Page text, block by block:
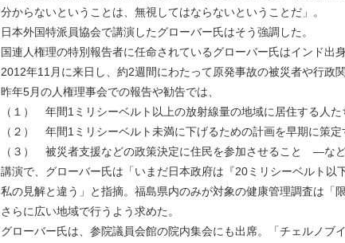
分からないということは、無視してはならないということだ」。
日本外国特派員協会で講演したグローバー氏はそう強調した。
国連人権理の特別報告者に任命されているグローバー氏はインド出身
2012年11月に来日し、約2週間にわたって原発事故の被災者や行政
昨年5月の人権理事会での報告や勧告では、
（１） 年間1ミリシーベルト以上の放射線量の地域に居住する人
（２） 年間1ミリシーベルト未満に下げるための計画を早期に策定
（３） 被災者支援などの政策決定に住民を参加させること ―など
講演で、グローバー氏は「いまだ日本政府は『20ミリシーベルト以
私の見解と違う」と指摘。福島県内のみが対象の健康管理調査は「限
さらに広い地域で行うよう求めた。
グローバー氏は、参院議員会館の院内集会にも出席。「チェルノブ